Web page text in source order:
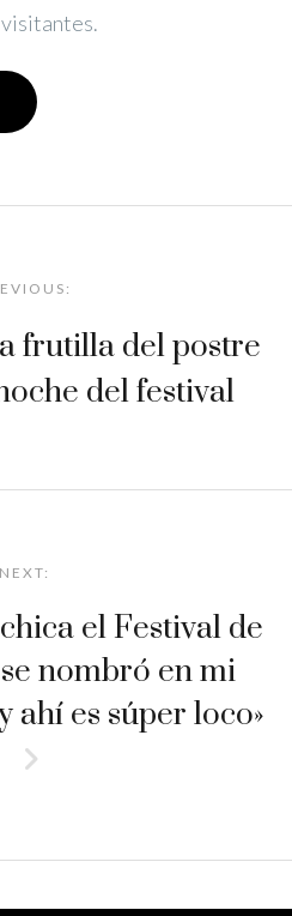
frutilla del postre
del festival
NEXT:
el Festival de
nombró en mi
ahí es súper loco»